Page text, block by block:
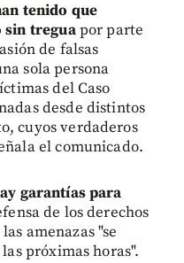
tenido que
sin treguapor parte
de falsas
sola persona
del Caso
desde distintos
cuyos verdaderos
el comunicado.
garantías para
de los derechos
amenazas "se
próximas horas".